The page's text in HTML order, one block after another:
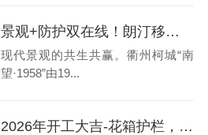
景观+防护双在线！朗汀移动花箱护栏，打造“南望·1958”文旅打卡新亮点
现代景观的共生共赢。衢州柯城“南
望·1958”由19...
2026年开工大吉-花箱护栏，让城市更美更安全